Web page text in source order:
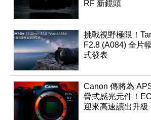
RF 新鏡頭
挑戰視野極限！
F2.8 (A084) 全片
式發表
Canon 傳將為
疊式感光元件！
迎來高速讀出升級